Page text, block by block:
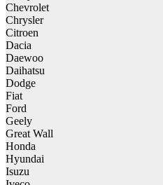
Chevrolet
Chrysler
Citroen
Dacia
Daewoo
Daihatsu
Dodge
Fiat
Ford
Geely
Great Wall
Honda
Hyundai
Isuzu